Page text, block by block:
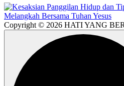
Copyright © 2026 HATI YANG